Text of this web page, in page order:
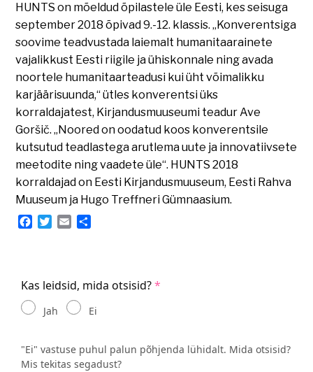
HUNTS on mõeldud õpilastele üle Eesti, kes seisuga
september 2018 õpivad 9.-12. klassis. „Konverentsiga
soovime teadvustada laiemalt humanitaarainete
vajalikkust Eesti riigile ja ühiskonnale ning avada
noortele humanitaarteadusi kui üht võimalikku
karjäärisuunda,“ ütles konverentsi üks
korraldajatest, Kirjandusmuuseumi teadur Ave
Goršič. „Noored on oodatud koos konverentsile
kutsutud teadlastega arutlema uute ja innovatiivsete
meetodite ning vaadete üle“. HUNTS 2018
korraldajad on Eesti Kirjandusmuuseum, Eesti Rahva
Muuseum ja Hugo Treffneri Gümnaasium.
Facebook
Twitter
Email
Kas leidsid, mida otsisid?
Jah Ei
"Ei" vastuse puhul palun põhjenda lühidalt. Mida otsisid?
Mis tekitas segadust?